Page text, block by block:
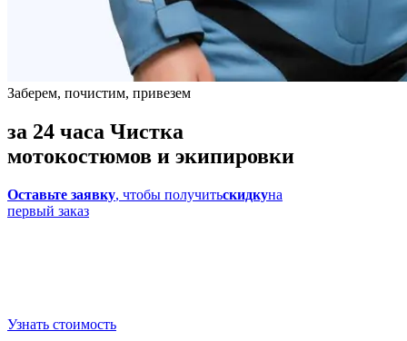
Заберем, почистим, привезем
за 24 часа Чистка
мотокостюмов и экипировки
Оставьте заявку, чтобы получитьскидкуна
первый заказ
Узнать стоимость